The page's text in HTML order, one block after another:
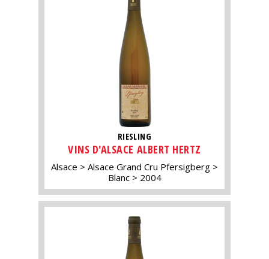
RIESLING
VINS D'ALSACE ALBERT HERTZ
Alsace
Alsace Grand Cru Pfersigberg
Blanc
2004